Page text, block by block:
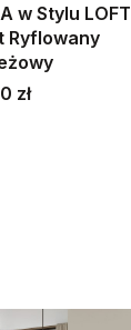
w Stylu LOFT
Ryflowany
zł